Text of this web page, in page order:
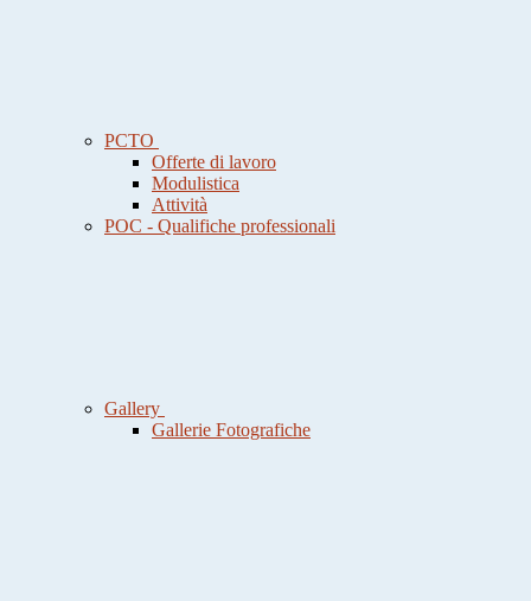
PCTO
Offerte di lavoro
Modulistica
Attività
POC - Qualifiche professionali
Gallery
Gallerie Fotografiche